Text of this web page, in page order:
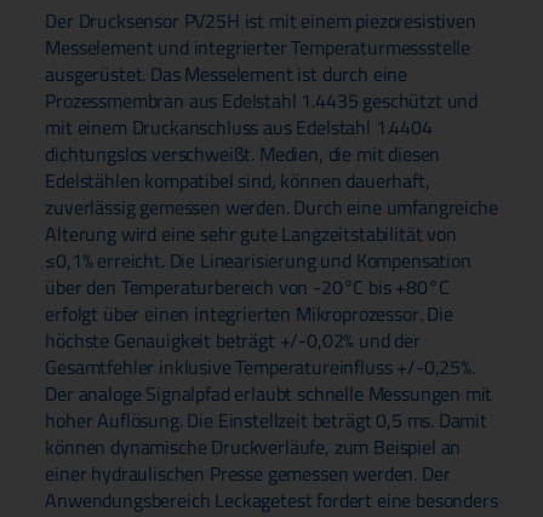
Der Drucksensor PV25H ist mit einem piezoresistiven
Messelement und integrierter Temperaturmessstelle
ausgerüstet. Das Messelement ist durch eine
Prozessmembran aus Edelstahl 1.4435 geschützt und
mit einem Druckanschluss aus Edelstahl 1.4404
dichtungslos verschweißt. Medien, die mit diesen
Edelstählen kompatibel sind, können dauerhaft,
zuverlässig gemessen werden. Durch eine umfangreiche
Alterung wird eine sehr gute Langzeitstabilität von
≤0,1% erreicht. Die Linearisierung und Kompensation
über den Temperaturbereich von -20°C bis +80°C
erfolgt über einen integrierten Mikroprozessor. Die
höchste Genauigkeit beträgt +/-0,02% und der
Gesamtfehler inklusive Temperatureinfluss +/-0,25%.
Der analoge Signalpfad erlaubt schnelle Messungen mit
hoher Auflösung. Die Einstellzeit beträgt 0,5 ms. Damit
können dynamische Druckverläufe, zum Beispiel an
einer hydraulischen Presse gemessen werden. Der
Anwendungsbereich Leckagetest fordert eine besonders